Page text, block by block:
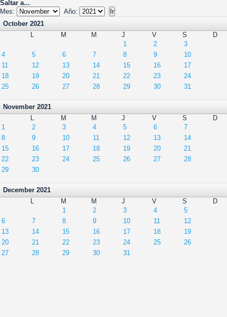
Saltar a...
Mes:
Año:
October 2021
L
M M J V S
D
1
2
3
4
5 6 7 8 9
10
11
12 13 14 15 16
17
18
19 20 21 22 23
24
25
26 27 28 29 30 31
November 2021
L
M M J V S
D
1
2 3 4 5 6
7
8
9 10 11 12 13
14
15
16 17 18 19 20
21
22
23 24 25 26 27
28
29
30
December 2021
L
M M J V S
D
1
2 3 4
5
6
7 8 9 10 11
12
13
14 15 16 17 18
19
20
21 22 23 24 25
26
27
28 29 30 31